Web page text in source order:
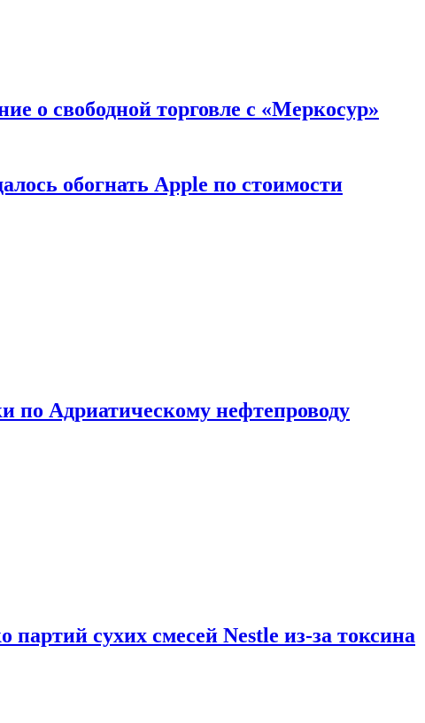
о свободной торговле с «Меркосур»
обогнать Apple по стоимости
по Адриатическому нефтепроводу
сухих смесей Nestle из-за токсина